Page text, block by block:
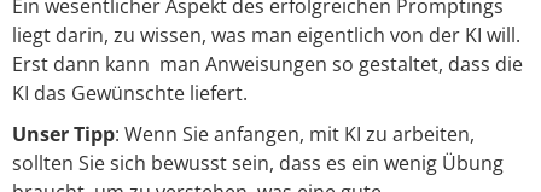
Ein wesentlicher Aspekt des erfolgreichen Promptings
liegt darin, zu wissen, was man eigentlich von der KI will.
Erst dann kann man Anweisungen so gestaltet, dass die
KI das Gewünschte liefert.
Unser Tipp: Wenn Sie anfangen, mit KI zu arbeiten,
sollten Sie sich bewusst sein, dass es ein wenig Übung